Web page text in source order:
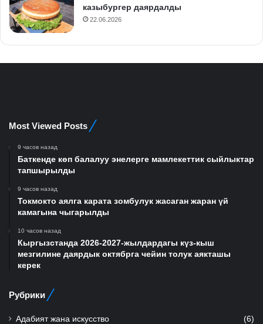
казыбургер даярдалды
22.06.2026
Most Viewed Posts
9 часов назад
Баткенде көп балалуу энелерге мамлекеттик сыйлыктар
тапшырылды
9 часов назад
Токмокто аялга карата зомбулук жасаган жаран үй
камагына чыгарылды
10 часов назад
Кыргызстанда 2026-2027-жылдардагы күз-кыш
мезгилине даярдык октябрга чейин толук аякташы
керек
Рубрики
Адабият жана искусство (6)